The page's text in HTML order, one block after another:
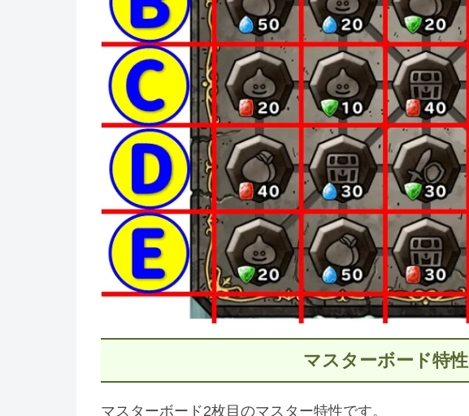
マスターボード特性
マスターボード2枚目のマスター特性です。